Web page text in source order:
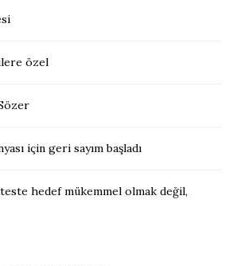
özel
için geri sayım başladı
hedef mükemmel olmak değil,